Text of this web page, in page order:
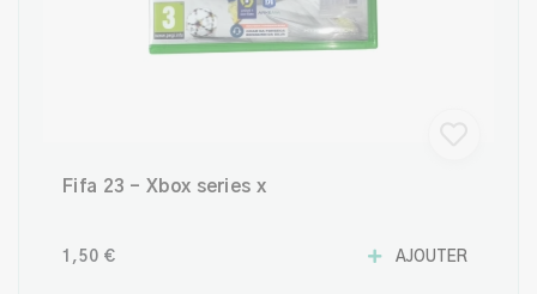
Fifa 23 - Xbox series x
1,50 € AJOUTER